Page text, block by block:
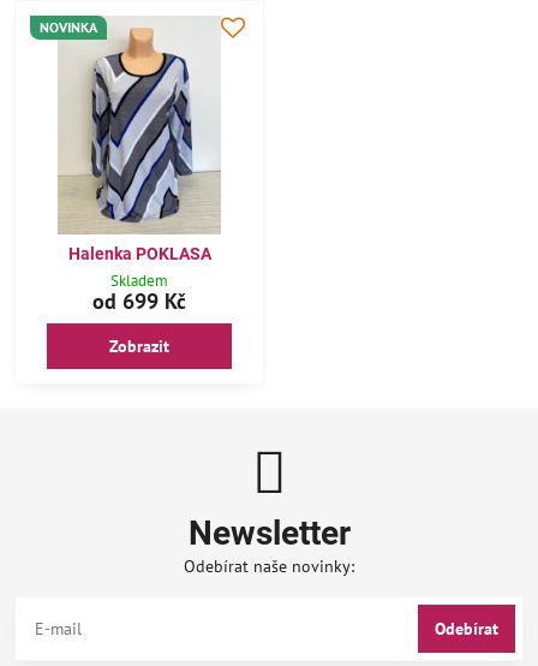
NOVINKA
Halenka POKLASA
Skladem
od 699 Kč
Zobrazit
Newsletter
Odebírat naše novinky:
Odebírat